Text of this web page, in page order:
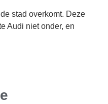
stad overkomt. Deze
Audi niet onder, en